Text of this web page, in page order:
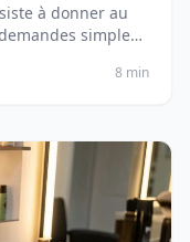
à donner au
simples :
8 min